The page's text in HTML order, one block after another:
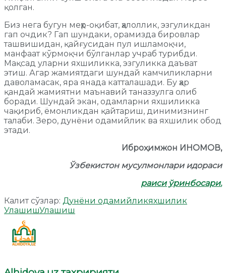
қолган.
Биз нега бугун меҳр-оқибат, ҳалоллик, эзгуликдан
гап очдик? Гап шундаки, орамизда бировлар
ташвишидан, қайғусидан пул ишламоқчи,
манфаат кўрмоқчи бўлганлар учраб турибди.
Мақсад уларни яхшиликка, эзгуликка даъват
этиш. Агар жамиятдаги шундай камчиликларни
даволамасак, яра янада катталашади. Бу ҳар
қандай жамиятни маънавий таназзулга олиб
боради. Шундай экан, одамларни яхшиликка
чақириб, ёмонликдан қайтариш, динимизнинг
талаби. Зеро, дунёни одамийлик ва яхшилик обод
этади.
Иброҳимжон ИНОМОВ,
Ўзбекистон мусулмонлари идораси
раиси ўринбосари.
Калит сўзлар: Дунёни одамийликяхшилик
УлашишУлашиш